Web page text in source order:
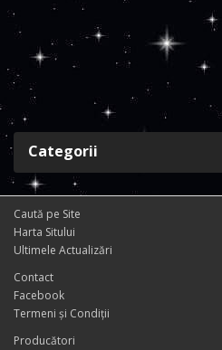
Categorii
Caută pe Site
Harta Sitului
Ultimele Actualizări
Contact
Facebook
Termeni și Condiţii
Producători